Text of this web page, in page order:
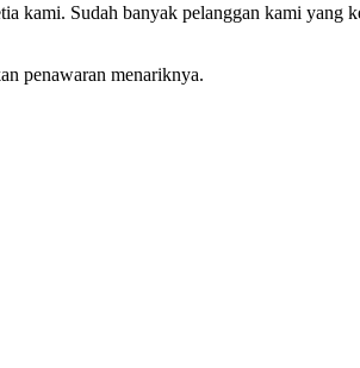
kami. Sudah banyak pelanggan kami yang
penawaran menariknya.